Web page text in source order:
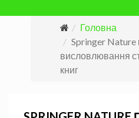
Головна
Springer Nature
висловлювання
книг